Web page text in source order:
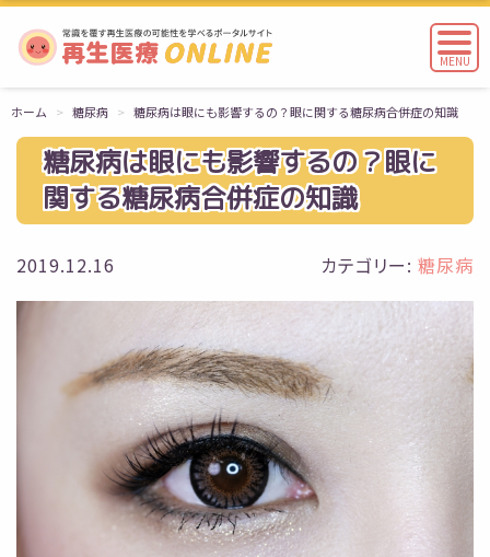
MENU
ホーム 糖尿病 糖尿病は眼にも影響するの？眼に関する糖尿病合併症の知識
糖尿病は眼にも影響するの？眼に
関する糖尿病合併症の知識
2019.12.16 カテゴリー:糖尿病